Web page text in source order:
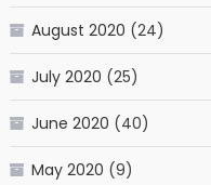
August 2020 (24)
July 2020 (25)
June 2020 (40)
May 2020 (9)